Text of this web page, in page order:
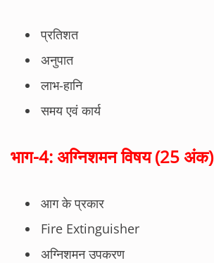
प्रतिशत
अनुपात
लाभ-हानि
समय एवं कार्य
भाग-4: अग्निशमन विषय (25 अंक)
आग के प्रकार
Fire Extinguisher
अग्निशमन उपकरण